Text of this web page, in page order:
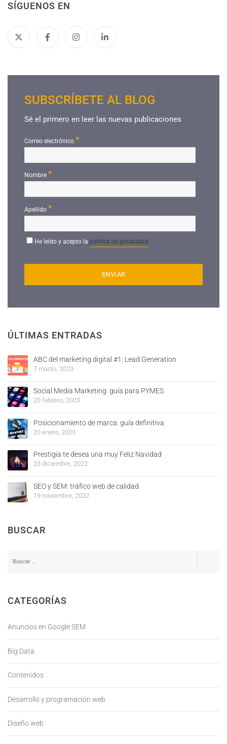
SÍGUENOS EN
SUBSCRÍBETE AL BLOG
Sé el primero en leer las nuevas publicaciones
Correo electrónico*
Nombre *
Apellido*
He leído y acepto la política de privacidad
ÚLTIMAS ENTRADAS
ABC del marketing digital #1: Lead Generation
7 marzo, 2023
Social Media Marketing: guía para PYMES
20 febrero, 2023
Posicionamiento de marca: guía definitiva
20 enero, 2023
Prestigia te desea una muy Feliz Navidad
23 diciembre, 2022
SEO y SEM: tráfico web de calidad
19 noviembre, 2022
BUSCAR
CATEGORÍAS
Anuncios en Google SEM
Big Data
Contenidos
Desarrollo y programación web
Diseño web